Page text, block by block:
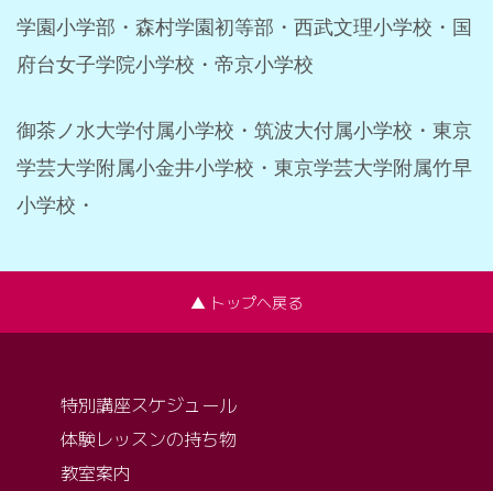
学園小学部・森村学園初等部・西武文理小学校・国
府台女子学院小学校・帝京小学校
御茶ノ水大学付属小学校・筑波大付属小学校・東京
学芸大学附属小金井小学校・東京学芸大学附属竹早
小学校・
▲ トップへ戻る
特別講座スケジュール
体験レッスンの持ち物
教室案内